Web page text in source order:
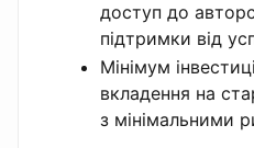
доступ до
підтримки від
Мінімум
вкладення на
з мінімальними